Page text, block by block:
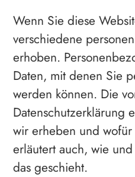
Wenn Sie diese
verschiedene
erhoben.
Daten, mit denen Sie
werden können. Die
Datenschutzerklärung
wir erheben und
erläutert auch, wie
das geschieht.